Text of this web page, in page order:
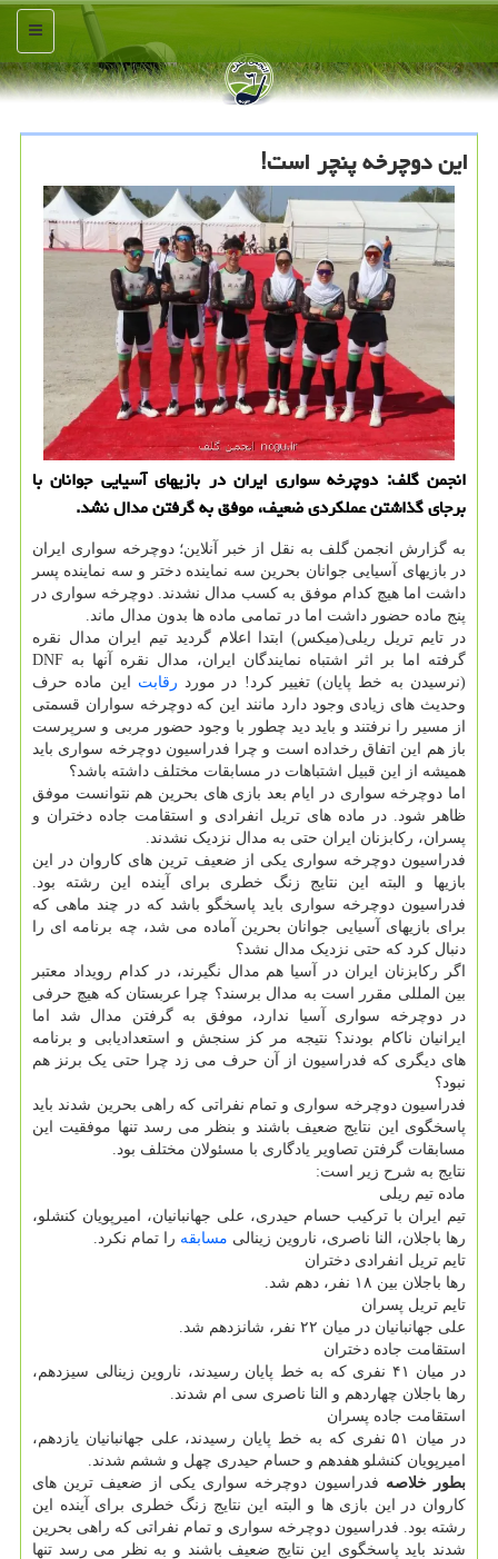
منو
این دوچرخه پنچر است!
انجمن گلف: دوچرخه سواری ایران در بازیهای آسیایی جوانان با
برجای گذاشتن عملکردی ضعیف، موفق به گرفتن مدال نشد.
به گزارش انجمن گلف به نقل از خبر آنلاین؛ دوچرخه سواری ایران
در بازیهای آسیایی جوانان بحرین سه نماینده دختر و سه نماینده پسر
داشت اما هیچ کدام موفق به کسب مدال نشدند. دوچرخه سواری در
پنج ماده حضور داشت اما در تمامی ماده ها بدون مدال ماند.
در تایم تریل ریلی(میکس) ابتدا اعلام گردید تیم ایران مدال نقره
گرفته اما بر اثر اشتباه نمایندگان ایران، مدال نقره آنها به DNF
(نرسیدن به خط پایان) تغییر کرد! در مورد رقابت این ماده حرف
وحدیث های زیادی وجود دارد مانند این که دوچرخه سواران قسمتی
از مسیر را نرفتند و باید دید چطور با وجود حضور مربی و سرپرست
باز هم این اتفاق رخداده است و چرا فدراسیون دوچرخه سواری باید
همیشه از این قبیل اشتباهات در مسابقات مختلف داشته باشد؟
اما دوچرخه سواری در ایام بعد بازی های بحرین هم نتوانست موفق
ظاهر شود. در ماده های تریل انفرادی و استقامت جاده دختران و
پسران، رکابزنان ایران حتی به مدال نزدیک نشدند.
فدراسیون دوچرخه سواری یکی از ضعیف ترین های کاروان در این
بازیها و البته این نتایج زنگ خطری برای آینده این رشته بود.
فدراسیون دوچرخه سواری باید پاسخگو باشد که در چند ماهی که
برای بازیهای آسیایی جوانان بحرین آماده می شد، چه برنامه ای را
دنبال کرد که حتی نزدیک مدال نشد؟
اگر رکابزنان ایران در آسیا هم مدال نگیرند، در کدام رویداد معتبر
بین المللی مقرر است به مدال برسند؟ چرا عربستان که هیچ حرفی
در دوچرخه سواری آسیا ندارد، موفق به گرفتن مدال شد اما
ایرانیان ناکام بودند؟ نتیجه مر کز سنجش و استعدادیابی و برنامه
های دیگری که فدراسیون از آن حرف می زد چرا حتی یک برنز هم
نبود؟
فدراسیون دوچرخه سواری و تمام نفراتی که راهی بحرین شدند باید
پاسخگوی این نتایج ضعیف باشند و بنظر می رسد تنها موفقیت این
مسابقات گرفتن تصاویر یادگاری با مسئولان مختلف بود.
نتایج به شرح زیر است:
ماده تیم ریلی
تیم ایران با ترکیب حسام حیدری، علی جهانبانیان، امیرپویان کنشلو،
رها باجلان، النا ناصری، ناروین زینالی مسابقه را تمام نکرد.
تایم تریل انفرادی دختران
رها باجلان بین ۱۸ نفر، دهم شد.
تایم تریل پسران
علی جهانبانیان در میان ۲۲ نفر، شانزدهم شد.
استقامت جاده دختران
در میان ۴۱ نفری که به خط پایان رسیدند، ناروین زینالی سیزدهم،
رها باجلان چهاردهم و النا ناصری سی ام شدند.
استقامت جاده پسران
در میان ۵۱ نفری که به خط پایان رسیدند، علی جهانبانیان یازدهم،
امیرپویان کنشلو هفدهم و حسام حیدری چهل و ششم شدند.
بطور خلاصه فدراسیون دوچرخه سواری یکی از ضعیف ترین های
کاروان در این بازی ها و البته این نتایج زنگ خطری برای آینده این
رشته بود. فدراسیون دوچرخه سواری و تمام نفراتی که راهی بحرین
شدند باید پاسخگوی این نتایج ضعیف باشند و به نظر می رسد تنها